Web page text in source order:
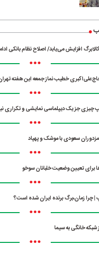
افزایش می‌یابد/ اصلاح نظام بانکی
•••
خطیب نماز جمعه این هفته
•••
چیزی جز یک دیپلماسی نمایشی و تکراری
•••
سعودی با موشک و پهپاد
•••
تعیین وضعیت خلبانان سوخو
•••
| چرا زمان،برگ برنده ایران شده است؟
•••
شبکه خانگی به سیما
•••